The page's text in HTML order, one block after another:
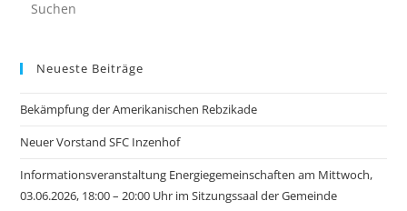
Neueste Beiträge
Bekämpfung der Amerikanischen Rebzikade
Neuer Vorstand SFC Inzenhof
Informationsveranstaltung Energiegemeinschaften am Mittwoch,
03.06.2026, 18:00 – 20:00 Uhr im Sitzungssaal der Gemeinde